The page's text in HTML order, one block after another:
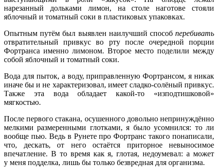
нарезанный дольками лимон, на столе наготове стояли
яблочный и томатный соки в пластиковых упаковках.
Опытным путём был выявлен наилучший способ перебивать
отвратительный привкус во рту после очередной порции
Фортранса именно лимоном. Второе место поделили между
собой яблочный и томатный соки.
Вода для пыток, а воду, приправленную Фортрансом, я никак
иначе бы и не характеризовал, имеет сладко-солёный привкус.
Также эта вода обладает какой-то
«изподтишковой»
мягкостью.
После первого стакана, осушенного довольно непринуждённо
мелкими размеренными глотками, я было усомнился: то ли
вообще пью. Ведь в Рунете про Фортранс такого понаписали,
что, дескать, от него остаётся приторное невыносимое
впечатление. В то время как я, глотая, недоумевал: а может
у меня подделка, лишь бы только безвредная для организма.